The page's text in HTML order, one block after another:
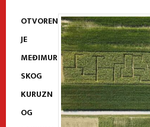
OTVOREN
JE
MEĐIMUR
SKOG
KURUZN
OG